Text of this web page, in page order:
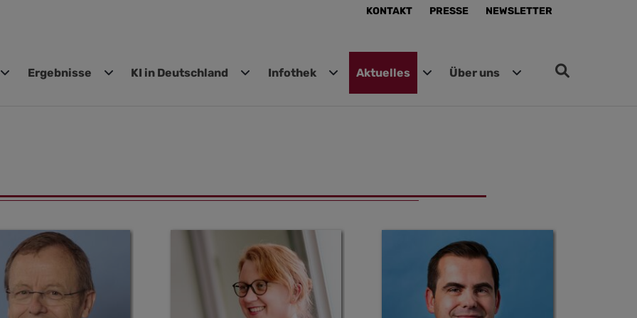
KONTAKT PRESSE NEWSLETTER
Ergebnisse KI in Deutschland Infothek Aktuelles Über uns